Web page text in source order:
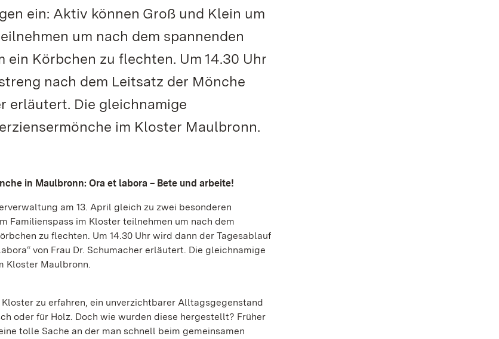
ein: Aktiv können Groß und Klein um
um nach dem spannenden
Körbchen zu flechten. Um 14.30 Uhr
nach dem Leitsatz der Mönche
erläutert. Die gleichnamige
im Kloster Maulbronn.
in Maulbronn: Ora et labora – Bete und arbeite!
am 13. April gleich zu zwei besonderen
Familienspass im Kloster teilnehmen um nach dem
zu flechten. Um 14.30 Uhr wird dann der Tagesablauf
von Frau Dr. Schumacher erläutert. Die gleichnamige
Kloster Maulbronn.
zu erfahren, ein unverzichtbarer Alltagsgegenstand
oder für Holz. Doch wie wurden diese hergestellt? Früher
tolle Sache an der man schnell beim gemeinsamen